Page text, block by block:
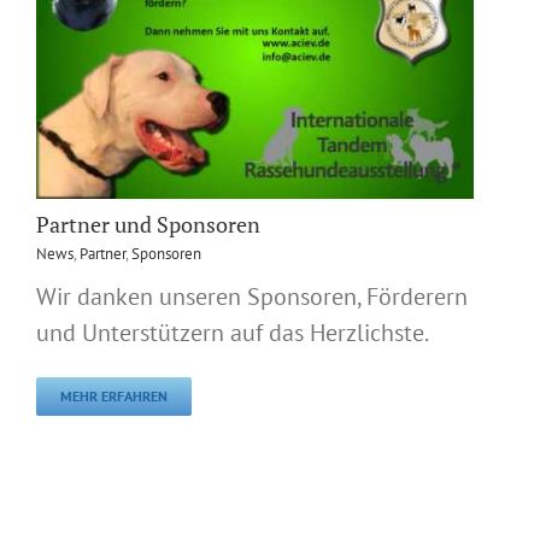
Partner und Sponsoren
News, Partner,Sponsoren
Wir danken unseren Sponsoren, Förderern
und Unterstützern auf das Herzlichste.
MEHR ERFAHREN